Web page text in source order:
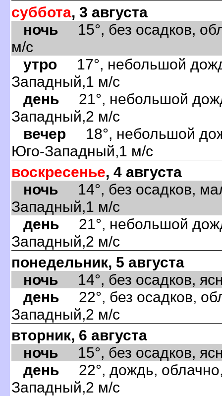
суббота, 3 августа
ночь 15°, без осадков,
м/с
утро 17°, небольшой
Западный,1 м/с
день 21°, небольшой
Западный,2 м/с
вечер 18°, небольшой
Юго-Западный,1 м/с
воскресенье, 4 августа
ночь 14°, без осадков,
Западный,1 м/с
день 21°, небольшой
Западный,2 м/с
понедельник, 5 августа
ночь 14°, без осадков,
день 22°, без осадков,
Западный,2 м/с
вторник, 6 августа
ночь 15°, без осадков,
день 22°, дождь,
Западный,2 м/с